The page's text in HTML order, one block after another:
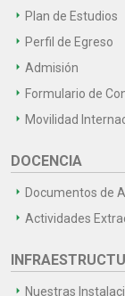
Plan de Estudios
Perfil de Egreso
Admisión
Formulario de
Movilidad
DOCENCIA
Documentos de
Actividades
Nuestras